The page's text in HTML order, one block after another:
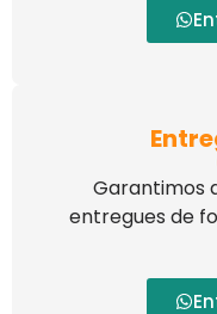
Garantimos
entregues de